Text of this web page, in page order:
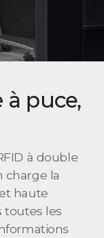
puce,
à double
charge la
haute
toutes les